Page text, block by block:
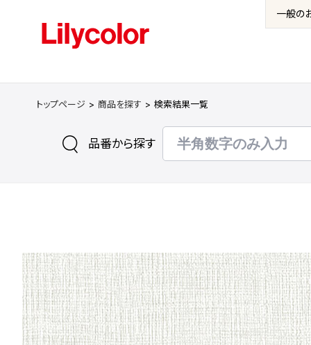
一般の
トップページ 商品を探す 検索結果一覧
品番から探す